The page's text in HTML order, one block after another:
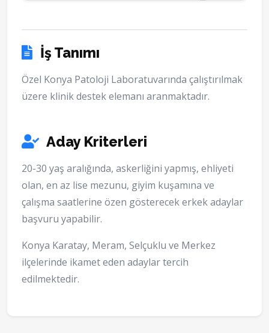
İş Tanımı
Özel Konya Patoloji Laboratuvarında çalıştırılmak
üzere klinik destek elemanı aranmaktadır.
Aday Kriterleri
20-30 yaş aralığında, askerliğini yapmış, ehliyeti
olan, en az lise mezunu, giyim kuşamına ve
çalışma saatlerine özen gösterecek erkek adaylar
başvuru yapabilir.
Konya Karatay, Meram, Selçuklu ve Merkez
ilçelerinde ikamet eden adaylar tercih
edilmektedir.